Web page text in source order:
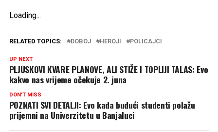
Loading...
RELATED TOPICS: DOBOJ HEROJI POLICAJCI
UP NEXT
PLJUSKOVI KVARE PLANOVE, ALI STIŽE I TOPLIJI TALAS: Evo
kakvo nas vrijeme očekuje 2. juna
DON'T MISS
POZNATI SVI DETALJI: Evo kada budući studenti polažu
prijemni na Univerzitetu u Banjaluci